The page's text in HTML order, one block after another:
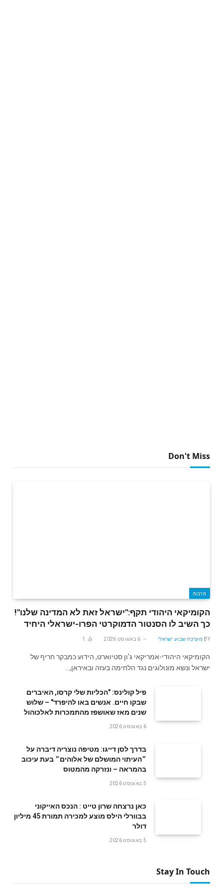
Don't Miss
תרבות
הקומיקאי היהודי תקף:"ישראל זאת לא המדינה שלנו"!
כך השיב לו הסנטור הדמוקרטי הפרו-ישראלי היחיד
BY מערכת שבוע ישראלי 6 באוגוסט 2026 1
הקומיקאי היהודי-אמריקאי ג'ון סטיוארט, הידוע כמבקר חריף של
ישראל ונשא מונולוגים נגד הלחימה בעזה ובאיראן,…
פיל קולינס: "הכליות שלי קרסו, האיברים
שבקו חיים. אנשים באו להיפרד" – שלוש
שנים מאז שאושפז מהתמכרות לאלכוהול
6 באוגוסט 2026
בדרך לסן דייגו: מטיפה נוצריה דיברה על
״העיתוי המושלם של אלוהים״ בעת עיכוב
בהמראה – ונזרקה מהמטוס
5 באוגוסט 2026
‬דולר
5 באוגוסט 2026
Stay In Touch